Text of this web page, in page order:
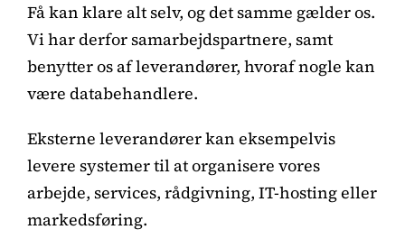
Få kan klare alt selv, og det samme gælder os.
Vi har derfor samarbejdspartnere, samt
benytter os af leverandører, hvoraf nogle kan
være databehandlere.
Eksterne leverandører kan eksempelvis
levere systemer til at organisere vores
arbejde, services, rådgivning, IT-hosting eller
markedsføring.